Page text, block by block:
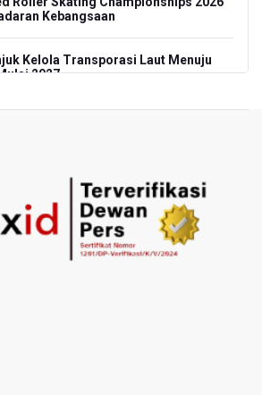
Kebangsaan
Kelola Transporasi Laut Menuju
2027
Harga Patokan Batu Bara Agustus
Ton, Turun 5,62 Persen
Ekonomi Digital: Perjuangan Siti
“Utopis” Menjadi Guru Sejahtera
Rencana Kenaikan Gaji Kepala Daerah
Depan